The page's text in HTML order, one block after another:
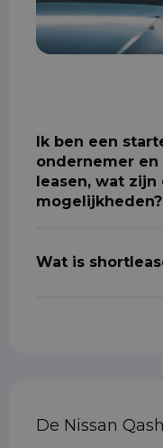
Ik ben een
ondernemer en
leasen, wat zijn
mogelijkheden?
Wat is
De Nissan